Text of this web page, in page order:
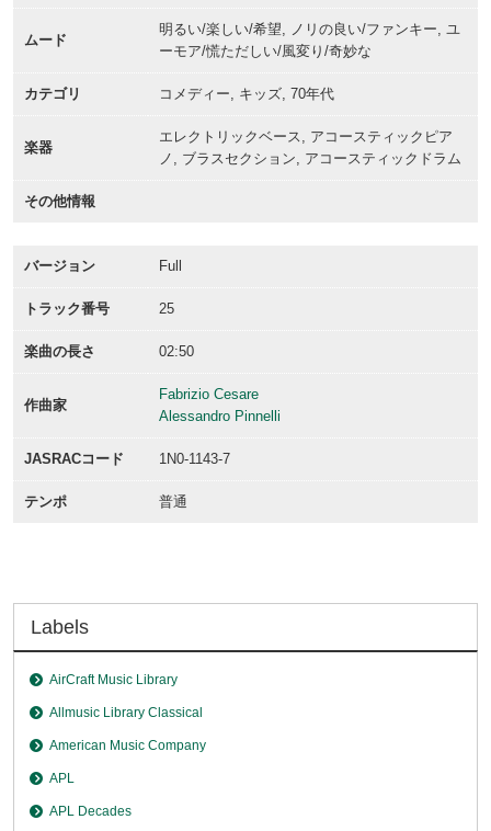
ムード
明るい/楽しい/希望, ノリの良い/ファンキー, ユ
ーモア/慌ただしい/風変り/奇妙な
カテゴリ コメディー, キッズ, 70年代
楽器
エレクトリックベース, アコースティックピア
ノ, ブラスセクション, アコースティックドラム
その他情報
バージョン Full
トラック番号 25
楽曲の長さ 02:50
作曲家
Fabrizio Cesare
Alessandro Pinnelli
JASRACコード 1N0-1143-7
テンポ 普通
Labels
AirCraft Music Library
Allmusic Library Classical
American Music Company
APL
APL Decades